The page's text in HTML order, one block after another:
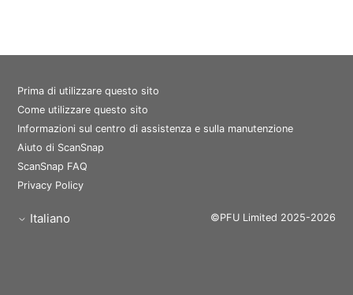
Prima di utilizzare questo sito
Come utilizzare questo sito
Informazioni sul centro di assistenza e sulla manutenzione
Aiuto di ScanSnap
ScanSnap FAQ
Privacy Policy
Italiano ©PFU Limited 2025-2026